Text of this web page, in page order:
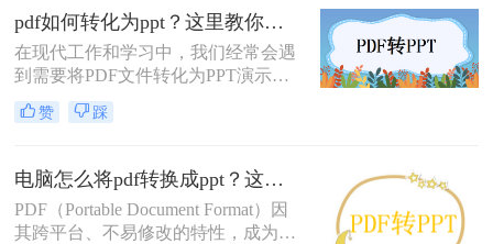
文将介绍几种常见的PDF转PPT的方
法，并推荐一些实用的转换工具，帮
助您轻松完成这一任务。
pdf如何转化为ppt？这里教你这三种方法！
在现代工作和学习中，我们经常会遇
到需要将PDF文件转化为PPT演示文
稿的情况。PDF格式的文件在保留文
档格式和内容稳定性方面有着独特的
和演示内容。因此，掌握pdf如何转化
为ppt对于提高工作效率和分享文档内
容至关重要。
赞 踩
电脑怎么将pdf转换成ppt？这三个方法你一定需要！
PDF（Portable Document Format）因
其跨平台、不易修改的特性，成为了